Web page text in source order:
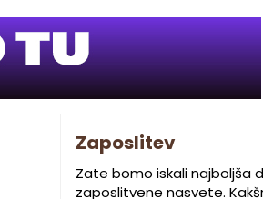
Zaposlitev
Zate bomo iskali najboljša
zaposlitvene nasvete.